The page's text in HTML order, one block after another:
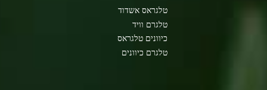
טלגראס אשדוד
טלגרם וויד
כיוונים טלגראס
טלגרם כיוונים